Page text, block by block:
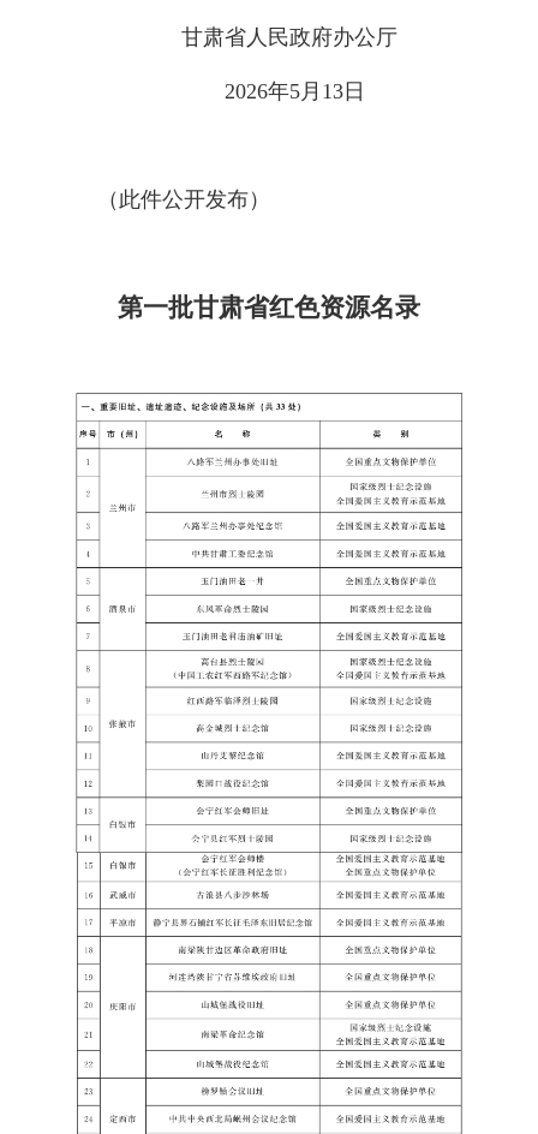
甘肃省人民政府办公厅
2026年5月13日
（此件公开发布）
第一批甘肃省红色资源名录